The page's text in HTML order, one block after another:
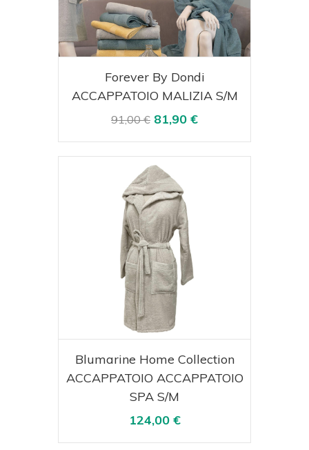
Acquista Visualizza
Forever By Dondi
ACCAPPATOIO MALIZIA S/M
91,00 € 81,90 €
Acquista Visualizza
Blumarine Home Collection
ACCAPPATOIO ACCAPPATOIO
SPA S/M
124,00 €